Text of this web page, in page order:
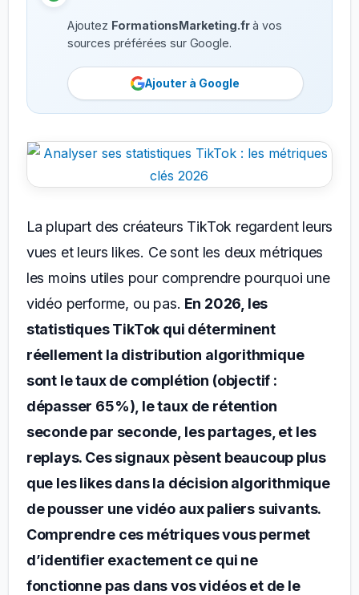
Ajoutez FormationsMarketing.frà vos
sources préférées sur Google.
Ajouter à Google
La plupart des créateurs TikTok regardent leurs
vues et leurs likes. Ce sont les deux métriques
les moins utiles pour comprendre pourquoi une
vidéo performe, ou pas. En 2026, les
statistiques TikTok qui déterminent
réellement la distribution algorithmique
sont le taux de complétion (objectif :
dépasser 65%), le taux de rétention
seconde par seconde, les partages, et les
replays. Ces signaux pèsent beaucoup plus
que les likes dans la décision algorithmique
de pousser une vidéo aux paliers suivants.
Comprendre ces métriques vous permet
d’identifier exactement ce qui ne
fonctionne pas dans vos vidéos et de le